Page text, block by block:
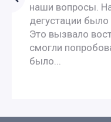
наши вопросы.
дегустации
Это вызвало
смогли
было...